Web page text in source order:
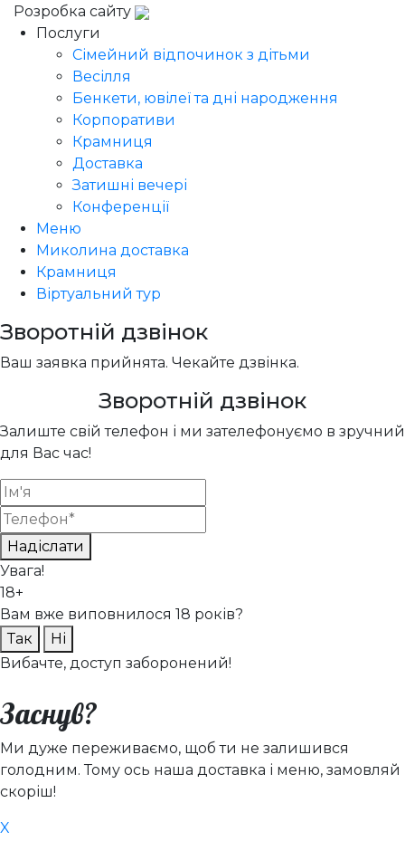
Розробка сайту
Послуги
Сімейний відпочинок з дітьми
Весілля
Бенкети, ювілеї та дні народження
Корпоративи
Крамниця
Доставка
Затишні вечері
Конференції
Меню
Миколина доставка
Крамниця
Віртуальний тур
Зворотній дзвінок
Ваш заявка прийнята. Чекайте дзвінка.
Зворотній дзвінок
Залиште свій телефон і ми зателефонуємо в зручний
для Вас час!
Надіслати
Увага!
18+
Вам вже виповнилося 18 років?
Так
Ні
Вибачте, доступ заборонений!
Заснув?
Ми дуже переживаємо, щоб ти не залишився
голодним. Тому ось наша доставка і меню, замовляй
скоріш!
X